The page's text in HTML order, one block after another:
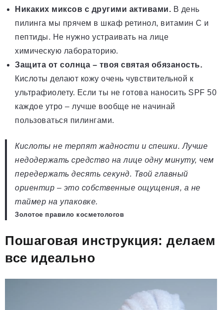
Никаких миксов с другими активами. В день
пилинга мы прячем в шкаф ретинол, витамин С и
пептиды. Не нужно устраивать на лице
химическую лабораторию.
Защита от солнца – твоя святая обязаность.
Кислоты делают кожу очень чувствительной к
ультрафиолету. Если ты не готова наносить SPF 50
каждое утро – лучше вообще не начинай
пользоваться пилингами.
Кислоты не терпят жадности и спешки. Лучше
недодержать средство на лице одну минуту, чем
передержать десять секунд. Твой главный
ориентир – это собственные ощущения, а не
таймер на упаковке.
Золотое правило косметологов
Пошаговая инструкция: делаем
все идеально